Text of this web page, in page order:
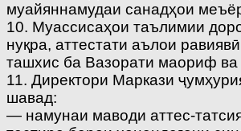
муайяннамудаи санадҳои
10. Муассисаҳои таълимии
нуқра, аттестати аълои
ташхис ба Вазорати маориф
11. Директори Маркази
шавад:
— намунаи маводи аттес-